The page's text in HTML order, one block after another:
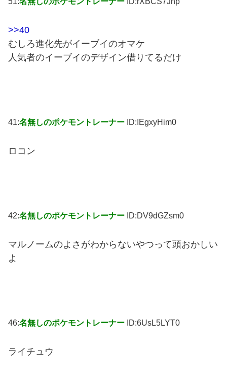
>>40
むしろ進化先がイーブイのオマケ
人気者のイーブイのデザイン借りてるだけ
41:名無しのポケモントレーナー ID:IEgxyHim0
ロコン
42:名無しのポケモントレーナー ID:DV9dGZsm0
マルノームのよさがわからないやつって頭おかしい
よ
46:名無しのポケモントレーナー ID:6UsL5LYT0
ライチュウ